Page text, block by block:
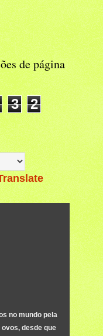
de página
3 2
no mundo pela
desde que